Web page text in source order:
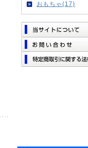
おもちゃ(17)